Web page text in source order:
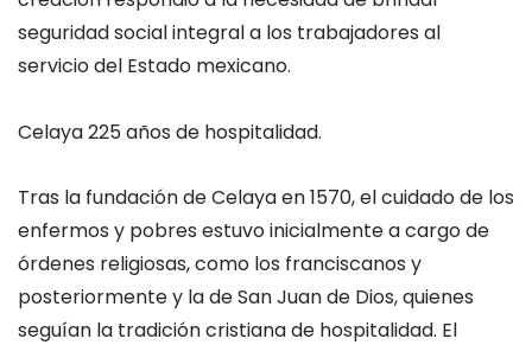
seguridad social integrala los trabajadores al
servicio del Estado mexicano.
Celaya 225 años de hospitalidad.
Tras la fundación de Celaya en 1570, el cuidado de los
enfermos y pobres estuvo inicialmente a cargo de
órdenes religiosas, como los franciscanos y
posteriormentey la deSan Juan de Dios, quienes
seguían la tradición cristiana de hospitalidad. El